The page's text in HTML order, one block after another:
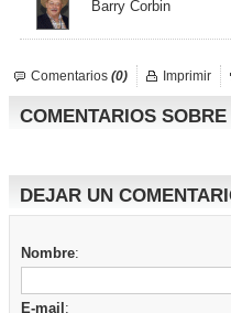
Barry Corbin
Comentarios (0) Imprimir
COMENTARIOS
DEJAR UN
Nombre:
E-mail :